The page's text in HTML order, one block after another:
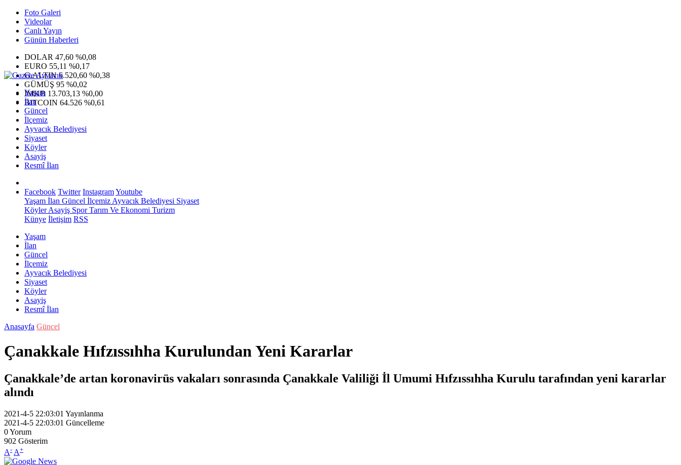
Foto Galeri
Videolar
Canlı Yayın
Günün Haberleri
DOLAR 47,60 %0,08
EURO 55,11 %0,17
G.ALTIN6.520,60 %0,38
GÜMÜŞ 95 %0,02
IMKB 13.703,13 %0,00
BITCOIN 64.526 %0,61
Yaşam
İlan
Güncel
İlçemiz
Ayvacık Belediyesi
Siyaset
Köyler
Asayiş
Resmî İlan
Facebook Twitter InstagramYoutube
Yaşam İlan Güncel İlçemiz Ayvacık Belediyesi Siyaset
KöylerAsayiş SporTarım Ve Ekonomi Turizm
Künye İletişim RSS
Yaşam
İlan
Güncel
İlçemiz
Ayvacık Belediyesi
Siyaset
Köyler
Asayiş
Resmî İlan
Anasayfa Güncel
Çanakkale Hıfzıssıhha Kurulundan Yeni Kararlar
Çanakkale’de artan koronavirüs vakaları sonrasında Çanakkale Valiliği İl Umumi Hıfzıssıhha Kurulu tarafından yeni kararlar
alındı
2021-4-5 22:03:01 Yayınlanma
2021-4-5 22:03:01 Güncelleme
0Yorum
902 Gösterim
A- A+